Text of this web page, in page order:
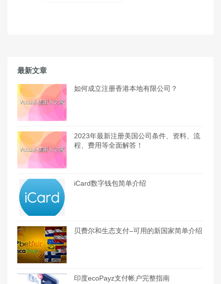
最新文章
如何成立注册香港本地有限公司？
2023年最新注册美国公司条件、资料、流
程、费用等全面解答！
iCard数字钱包简单介绍
贝费尔和生态支付–可用的新国家简单介绍
印度ecoPayz支付帐户完整指南